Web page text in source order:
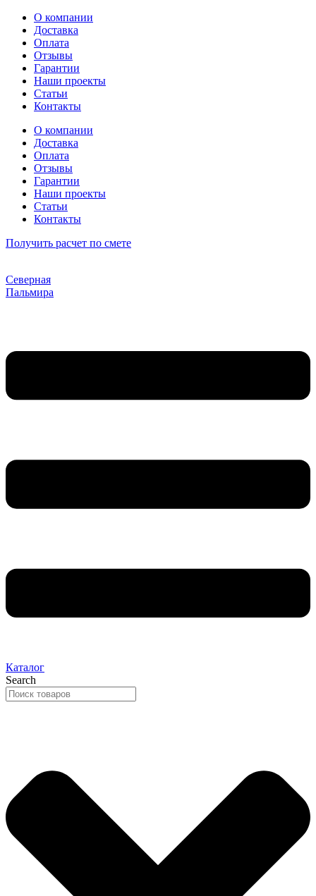
Перейти
содержимому
О компании
Доставка
Оплата
Отзывы
Гарантии
Наши проекты
Статьи
Контакты
О компании
Доставка
Оплата
Отзывы
Гарантии
Наши проекты
Статьи
Контакты
Получить расчет по смете
Северная
Пальмира
Каталог
Search